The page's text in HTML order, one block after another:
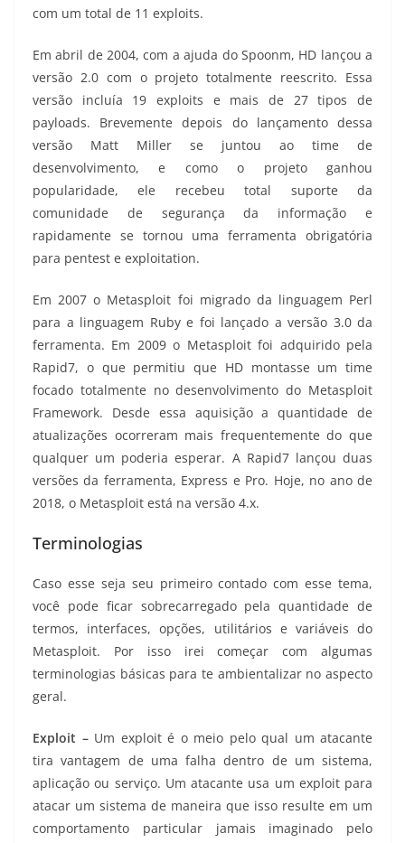
com um total de 11 exploits.
Em abril de 2004, com a ajuda do Spoonm, HD lançou a
versão 2.0 com o projeto totalmente reescrito. Essa
versão incluía 19 exploits e mais de 27 tipos de
payloads. Brevemente depois do lançamento dessa
versão Matt Miller se juntou ao time de
desenvolvimento, e como o projeto ganhou
popularidade, ele recebeu total suporte da
comunidade de segurança da informação e
rapidamente se tornou uma ferramenta obrigatória
para pentest e exploitation.
Em 2007 o Metasploit foi migrado da linguagem Perl
para a linguagem Ruby e foi lançado a versão 3.0 da
ferramenta. Em 2009 o Metasploit foi adquirido pela
Rapid7, o que permitiu que HD montasse um time
focado totalmente no desenvolvimento do Metasploit
Framework. Desde essa aquisição a quantidade de
atualizações ocorreram mais frequentemente do que
qualquer um poderia esperar. A Rapid7 lançou duas
versões da ferramenta, Express e Pro. Hoje, no ano de
2018, o Metasploit está na versão 4.x.
Terminologias
Caso esse seja seu primeiro contado com esse tema,
você pode ficar sobrecarregado pela quantidade de
termos, interfaces, opções, utilitários e variáveis do
Metasploit. Por isso irei começar com algumas
terminologias básicas para te ambientalizar no aspecto
geral.
Exploit –Um exploit é o meio pelo qual um atacante
tira vantagem de uma falha dentro de um sistema,
aplicação ou serviço. Um atacante usa um exploit para
atacar um sistema de maneira que isso resulte em um
comportamento particular jamais imaginado pelo